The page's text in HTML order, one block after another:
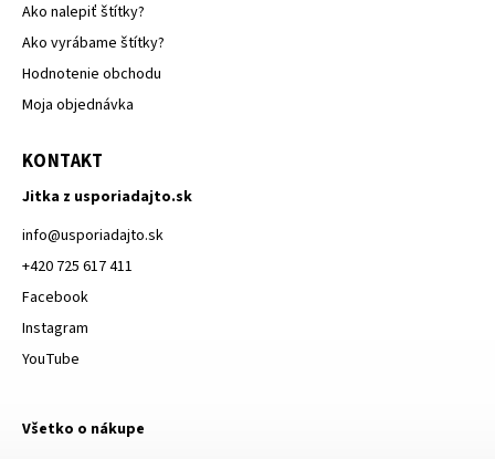
Ako nalepiť štítky?
Ako vyrábame štítky?
Hodnotenie obchodu
Moja objednávka
KONTAKT
Jitka z usporiadajto.sk
info@usporiadajto.sk
+420 725 617 411
Facebook
Instagram
YouTube
Všetko o nákupe